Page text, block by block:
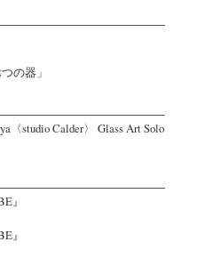
の器」
studio Calder〉 Glass Art Solo
』
』